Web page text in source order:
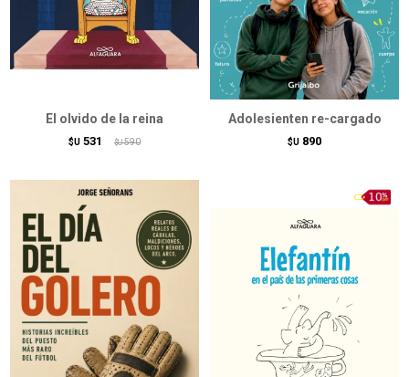
El olvido de la reina
$U 531 $U 590
Adolesienten re-cargado
$U 890